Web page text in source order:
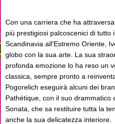
Con una carriera che ha
più prestigiosi palcoscenici di tutto
Scandinavia all'Estremo Oriente,
globo con la sua arte. La sua
profonda emozione lo ha reso un
classica, sempre pronto a
Pogorelich eseguirà alcuni dei
Pathétique, con il suo drammatico
Sonata, che sa restituire tutta la
anche la sua delicatezza interiore.